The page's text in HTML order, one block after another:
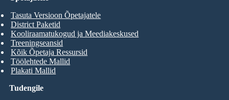
Tudengile
Tasuta Versioon Õpetajatele
District Paketid
Kooliraamatukogud ja Meediakeskused
Treeningseansid
Kõik Õpetaja Ressursid
Töölehtede Mallid
Plakati Mallid